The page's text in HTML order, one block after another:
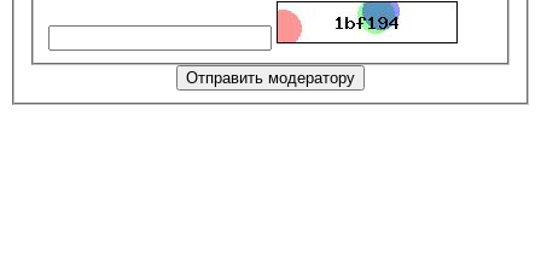
Отправить модератору